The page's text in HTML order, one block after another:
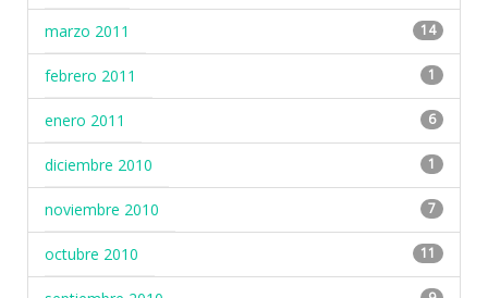
marzo 2011 14
febrero 2011 1
enero 2011 6
diciembre 2010 1
noviembre 2010 7
octubre 2010 11